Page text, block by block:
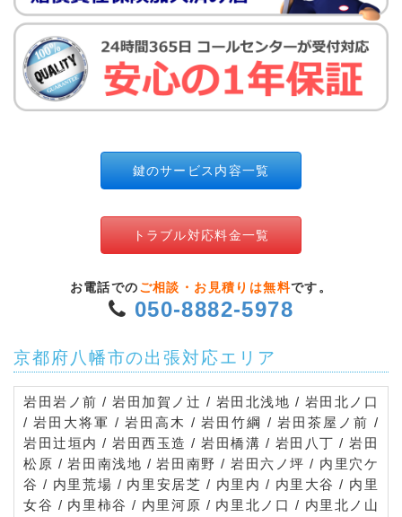
鍵のサービス内容一覧
トラブル対応料金一覧
お電話での ご相談・お見積りは無料です。
050-8882-5978
京都府八幡市の出張対応エリア
岩田岩ノ前 / 岩田加賀ノ辻 / 岩田北浅地 / 岩田北ノ口
/ 岩田大将軍 / 岩田高木 / 岩田竹綱 / 岩田茶屋ノ前 /
岩田辻垣内 / 岩田西玉造 / 岩田橋溝 / 岩田八丁 / 岩田
松原 / 岩田南浅地 / 岩田南野 / 岩田六ノ坪 / 内里穴ケ
谷 / 内里荒場 / 内里安居芝 / 内里内 / 内里大谷 / 内里
女谷 / 内里柿谷 / 内里河原 / 内里北ノ口 / 内里北ノ山